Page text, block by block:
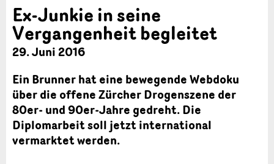
Ex-Junkie in seine
Vergangenheit begleitet
29. Juni 2016
Ein Brunner hat eine bewegende Webdoku
über die offene Zürcher Drogenszene der
80er- und 90er-Jahre gedreht. Die
Diplomarbeit soll jetzt international
vermarktet werden.